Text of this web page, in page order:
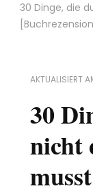
30 Dinge, die
[Buchrezension]
AKTUALISIERT
30
nicht